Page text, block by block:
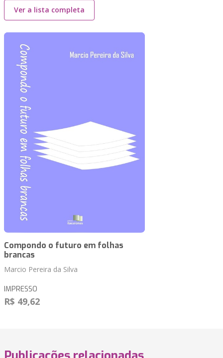
Ver a lista completa
Compondo o futuro em folhas
brancas
Marcio Pereira da Silva
IMPRESSO
R$ 49,62